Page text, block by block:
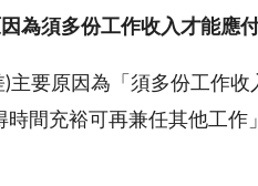
因為須多份工作收入才能應
主要原因為「須多份工作
間充裕可再兼任其他工作